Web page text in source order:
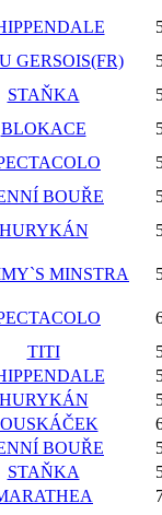
GERSOIS(FR)
STAŇKA
BLOKACE
BOUŘE
HURYKÁN
MINSTRA
TITI
HURYKÁN
BOUŘE
STAŇKA